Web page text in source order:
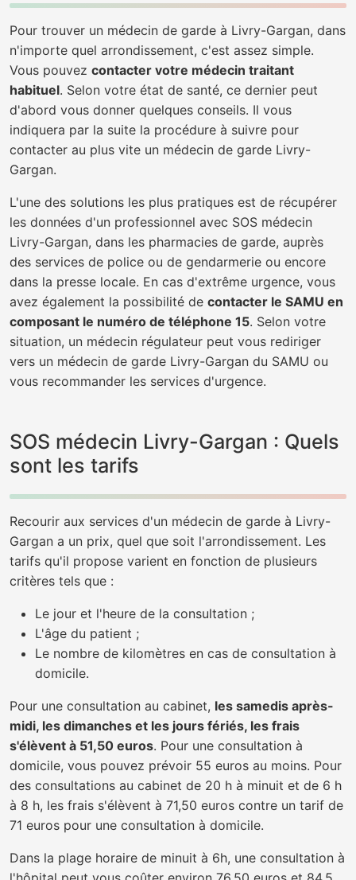
Pour trouver un médecin de garde à Livry-Gargan, dans
n'importe quel arrondissement, c'est assez simple.
Vous pouvez contacter votre médecin traitant
habituel. Selon votre état de santé, ce dernier peut
d'abord vous donner quelques conseils. Il vous
indiquera par la suite la procédure à suivre pour
contacter au plus vite un médecin de garde Livry-
Gargan.
L'une des solutions les plus pratiques est de récupérer
les données d'un professionnel avec SOS médecin
Livry-Gargan, dans les pharmacies de garde, auprès
des services de police ou de gendarmerie ou encore
dans la presse locale. En cas d'extrême urgence, vous
avez également la possibilité de contacter le SAMU en
composant le numéro de téléphone 15. Selon votre
situation, un médecin régulateur peut vous rediriger
vers un médecin de garde Livry-Gargan du SAMU ou
vous recommander les services d'urgence.
SOS médecin Livry-Gargan : Quels
sont les tarifs
Recourir aux services d'un médecin de garde à Livry-
Gargan a un prix, quel que soit l'arrondissement. Les
tarifs qu'il propose varient en fonction de plusieurs
critères tels que :
Le jour et l'heure de la consultation ;
L'âge du patient ;
Le nombre de kilomètres en cas de consultation à
domicile.
Pour une consultation au cabinet, les samedis après-
midi, les dimanches et les jours fériés, les frais
s'élèvent à 51,50 euros. Pour une consultation à
domicile, vous pouvez prévoir 55 euros au moins. Pour
des consultations au cabinet de 20 h à minuit et de 6 h
à 8 h, les frais s'élèvent à 71,50 euros contre un tarif de
71 euros pour une consultation à domicile.
Dans la plage horaire de minuit à 6h, une consultation à